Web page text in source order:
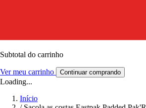
Subtotal do carrinho
Ver meu carrinho Continuar comprando
Loading...
Início